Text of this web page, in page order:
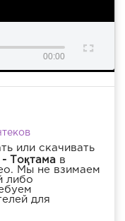
00:00
или скачивать
- Тоқтама в
Мы не взимаем
либо
для